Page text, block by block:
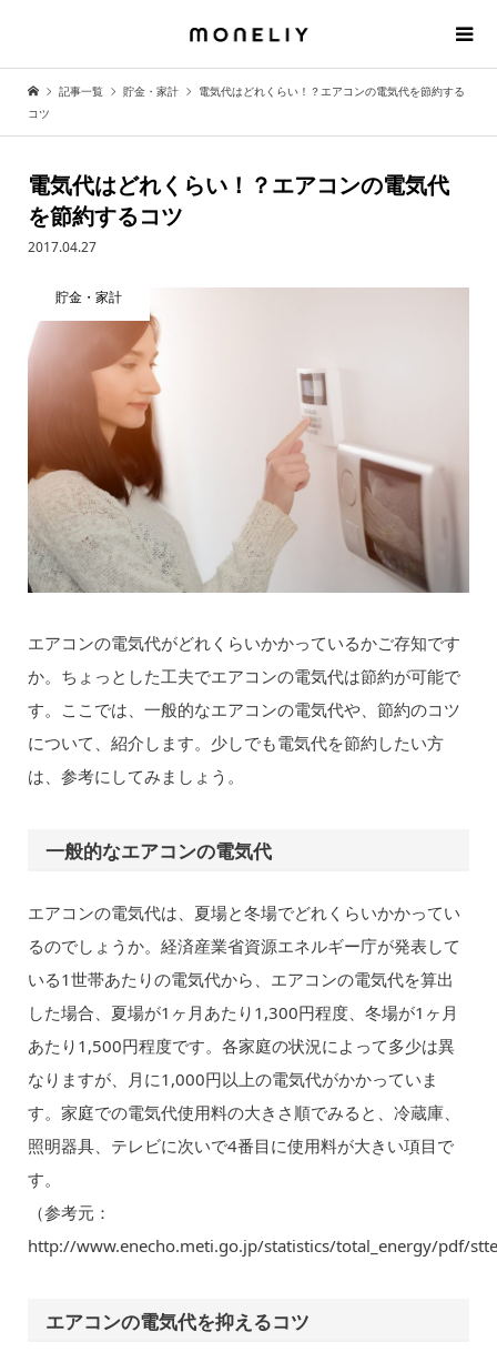
記事一覧 貯金・家計
電気代はどれくらい！？エアコンの電気代を節約する
コツ
電気代はどれくらい！？エアコンの電気代
を節約するコツ
2017.04.27
貯金・家計
エアコンの電気代がどれくらいかかっているかご存知です
か。ちょっとした工夫でエアコンの電気代は節約が可能で
す。ここでは、一般的なエアコンの電気代や、節約のコツ
について、紹介します。少しでも電気代を節約したい方
は、参考にしてみましょう。
一般的なエアコンの電気代
エアコンの電気代は、夏場と冬場でどれくらいかかってい
るのでしょうか。経済産業省資源エネルギー庁が発表して
いる1世帯あたりの電気代から、エアコンの電気代を算出
した場合、夏場が1ヶ月あたり1,300円程度、冬場が1ヶ月
あたり1,500円程度です。各家庭の状況によって多少は異
なりますが、月に1,000円以上の電気代がかかっていま
す。家庭での電気代使用料の大きさ順でみると、冷蔵庫、
照明器具、テレビに次いで4番目に使用料が大きい項目で
す。
（参考元：
http://www.enecho.meti.go.jp/statistics/total_energy/pdf/
エアコンの電気代を抑えるコツ